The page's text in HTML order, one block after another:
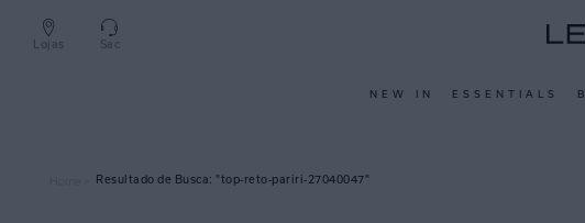
Lojas Sac
NEW IN ESSENTIALS
top-reto-pariri-27040047